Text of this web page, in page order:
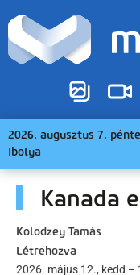
2026. augusztus 7.
Ibolya
Kanada
Kolodzey Tamás
Létrehozva
2026. május 12., kedd –